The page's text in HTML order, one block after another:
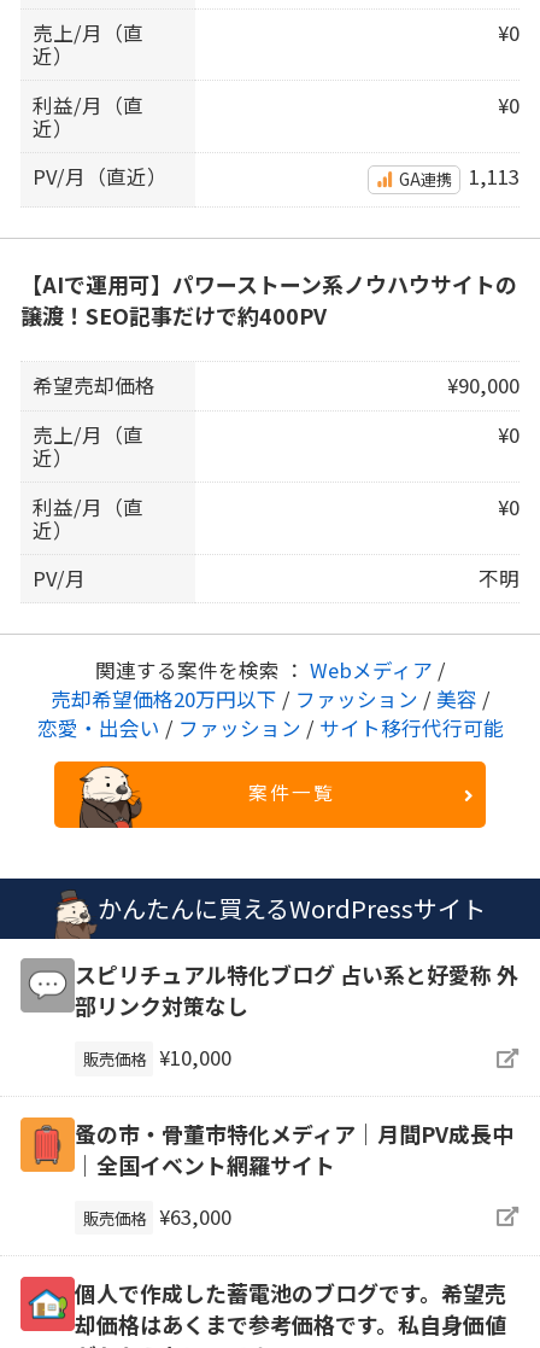
売上/月（直
近）
¥0
利益/月（直
近）
¥0
PV/月（直近） GA連携 1,113
【AIで運用可】パワーストーン系ノウハウサイトの
譲渡！SEO記事だけで約400PV
希望売却価格
¥90,000
売上/月（直
近）
¥0
利益/月（直
近）
¥0
PV/月 不明
関連する案件を検索 ： Webメディア /
売却希望価格20万円以下 / ファッション / 美容 /
恋愛・出会い / ファッション / サイト移行代行可能
案件一覧
かんたんに買えるWordPressサイト
スピリチュアル特化ブログ 占い系と好愛称 外
部リンク対策なし
販売価格 ¥10,000
蚤の市・骨董市特化メディア｜月間PV成長中
｜全国イベント網羅サイト
販売価格 ¥63,000
個人で作成した蓄電池のブログです。希望売
却価格はあくまで参考価格です。私自身価値